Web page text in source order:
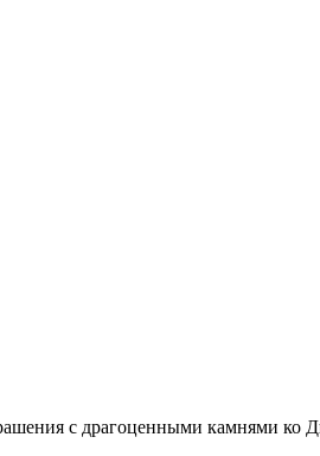
с драгоценными камнями ко